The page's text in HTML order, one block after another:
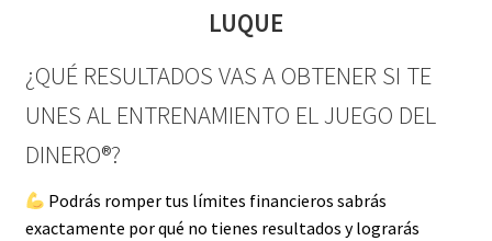
LUQUE
¿QUÉ RESULTADOS VAS A OBTENER SI TE
UNES AL ENTRENAMIENTO EL JUEGO DEL
DINERO®?
Podrás romper tus límites financieros sabrás
exactamente por qué no tienes resultados y lograrás